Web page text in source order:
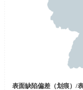
表面缺陷偏差（划痕） /